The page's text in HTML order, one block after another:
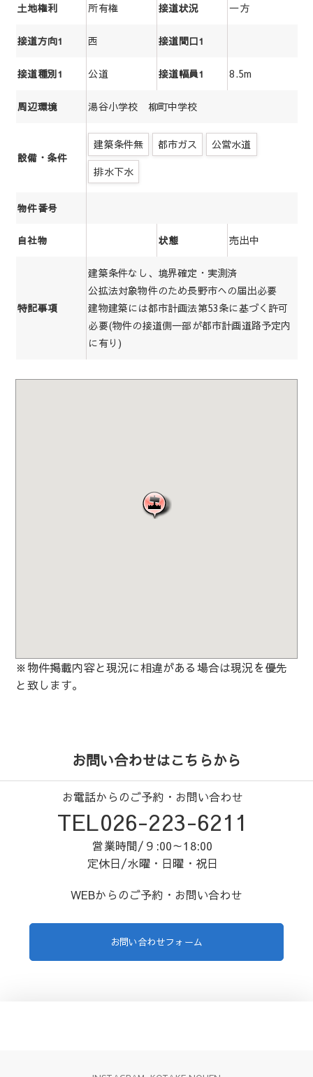
土地権利 所有権 接道状況 一方
接道方向1 西 接道間口1
接道種別1 公道 接道幅員1 8.5m
周辺環境 湯谷小学校 柳町中学校
設備・条件
建築条件無 都市ガス
公営水道
排水下水
物件番号
自社物 状態 売出中
特記事項
建築条件なし、境界確定・実測済
公拡法対象物件のため長野市への届出必要
建物建築には都市計画法第53条に基づく許可
必要(物件の接道側一部が都市計画道路予定内
に有り)
※物件掲載内容と現況に相違がある場合は現況を優先
と致します。
お問い合わせはこちらから
お電話からのご予約・お問い合わせ
TEL026-223-6211
営業時間/９:00～18:00
定休日/水曜・日曜・祝日
WEBからのご予約・お問い合わせ
お問い合わせフォーム